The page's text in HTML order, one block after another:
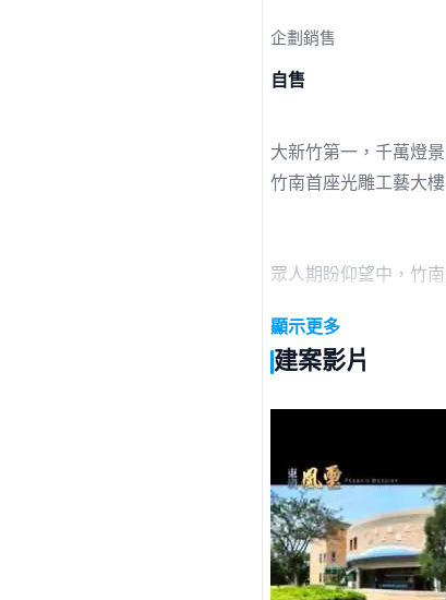
企劃銷售
自售
大新竹第一，千萬燈
竹南首座光雕工藝大樓
眾人期盼仰望中，竹
自食品業起家，東淯
完美獨特，不僅只於
框鋼筋補強，只為保
音牆， 18公分加厚樓
顯示更多
建案影片